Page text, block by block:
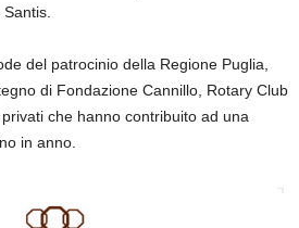
del patrocinio della Regione Puglia,
di Fondazione Cannillo , Rotary Club
che hanno contribuito ad una
in anno.